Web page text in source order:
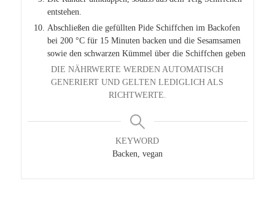
entstehen.
Abschließen die gefüllten Pide Schiffchen im Backofen
bei 200 °C für 15 Minuten backen und die Sesamsamen
sowie den schwarzen Kümmel über die Schiffchen geben
DIE NÄHRWERTE WERDEN AUTOMATISCH
GENERIERT UND GELTEN LEDIGLICH ALS
RICHTWERTE.
KEYWORD
Backen, vegan